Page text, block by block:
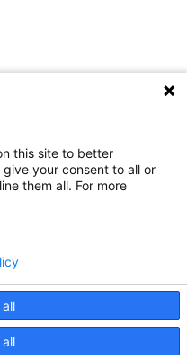
this site to better
your consent to all or
them all. For more
all